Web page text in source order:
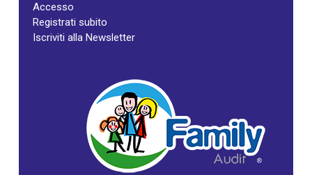
Accesso
Registrati subito
Iscriviti alla Newsletter